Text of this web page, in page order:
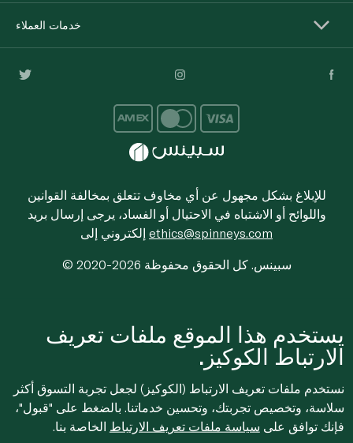
خدمات العملاء
للإبلاغ بشكل مجهول عن أي مخاوف تتعلق بمخالفة القوانين
واللوائح أو الاشتباه في الاحتيال أو الفساد، يرجى إرسال بريد
ethics@spinneys.com
© 2020-2026 سبينس. كل الحقوق محفوظة
يستخدم هذا الموقع ملفات تعريف
الارتباط الكوكيز.
نستخدم ملفات تعريف الارتباط (الكوكيز) لجعل تجربة التسوق أكثر
سلاسة، وتخصيص تجربتك، وتحسين خدماتنا. بالضغط على "قبول"،
فإنك توافق على سياسة ملفات تعريف الارتباط الخاصة بنا.